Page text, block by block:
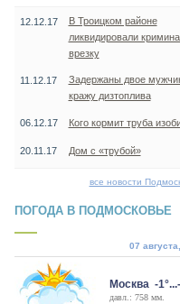
12.12.17
В Троицком районе
ликвидировали
врезку
11.12.17
Задержаны двое
кражу дизтоплива
06.12.17 Кого кормит труба
20.11.17 Дом с «трубой»
все новости
ПОГОДА В ПОДМОСКОВЬЕ
07
Москва -
давл.: 758 мм.